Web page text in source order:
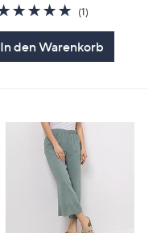
5.0
von
(1)1
In den Warenkorb